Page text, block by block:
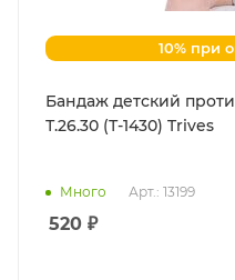
10% при
Бандаж детский
Т.26.30 (Т-1430) Trives
Много Арт.: 13199
520 ₽